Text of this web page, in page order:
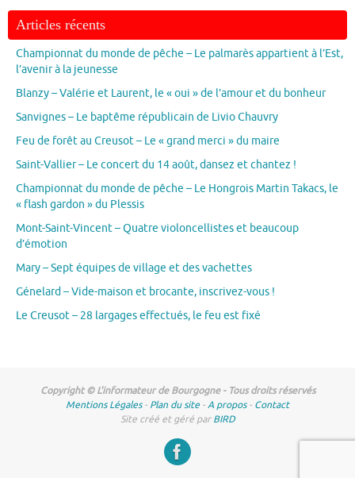
Articles récents
Championnat du monde de pêche – Le palmarès appartient à l’Est,
l’avenir à la jeunesse
Blanzy – Valérie et Laurent, le « oui » de l’amour et du bonheur
Sanvignes – Le baptême républicain de Livio Chauvry
Feu de forêt au Creusot – Le « grand merci » du maire
Saint-Vallier – Le concert du 14 août, dansez et chantez !
Championnat du monde de pêche – Le Hongrois Martin Takacs, le
« flash gardon » du Plessis
Mont-Saint-Vincent – Quatre violoncellistes et beaucoup
d’émotion
Mary – Sept équipes de village et des vachettes
Génelard – Vide-maison et brocante, inscrivez-vous !
Le Creusot – 28 largages effectués, le feu est fixé
Copyright © L'informateur de Bourgogne - Tous droits réservés
Mentions Légales- Plan du site -A propos- Contact
Site créé et géré parBIRD